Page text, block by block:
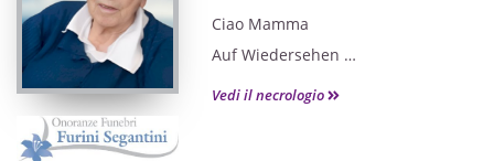
Ciao Mamma
Auf Wiedersehen
Vedi il necrologio